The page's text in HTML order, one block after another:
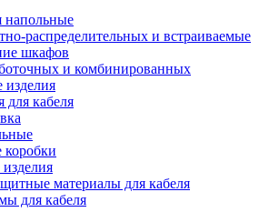
напольные
распределительных и встраиваемые
шкафов
и комбинированных
кабеля
коробки
материалы для кабеля
для кабеля